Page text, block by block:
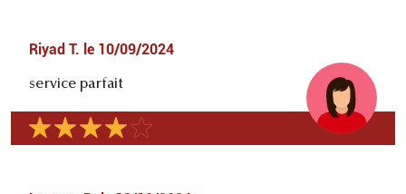
Riyad T. le 10/09/2024
service parfait